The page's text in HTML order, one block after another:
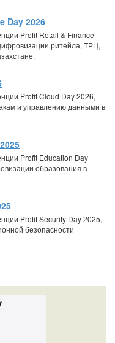
Day 2026
Profit Retail & Finance
ритейла, ТРЦ,
Profit Cloud Day 2026,
и управлению данными в
Profit Education Day
образования в
Profit Security Day 2025,
безопасности